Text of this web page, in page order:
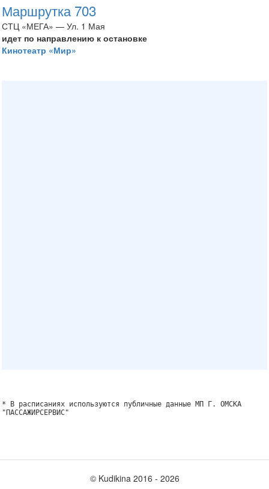
Маршрутка 703
СТЦ «МЕГА» — Ул. 1 Мая
идет по направлению к остановке
Кинотеатр «Мир»
* В расписаниях используются публичные данные МП Г. ОМСКА
"ПАССАЖИРСЕРВИС"
© Kudikina 2016 ‐ 2026